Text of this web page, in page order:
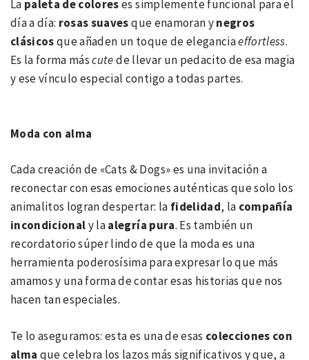
La paleta de coloreses simplemente funcional para el
día a día: rosas suavesque enamoran ynegros
clásicosque añaden un toque de eleganciaeffortless.
Es la forma máscutede llevar un pedacito de esa magia
y ese vínculo especial contigo a todas partes.
Moda con alma
Cada creación de «Cats & Dogs» es una invitación a
reconectar con esas emociones auténticas que solo los
animalitos logran despertar: la fidelidad, la compañía
incondicionaly laalegría pura. Es también un
recordatorio súper lindo de que la moda es una
herramienta poderosísima para expresar lo que más
amamos y una forma de contar esas historias que nos
hacen tan especiales.
Te lo aseguramos: esta es una de esas colecciones con
alma que celebra los lazos más significativos y que, a